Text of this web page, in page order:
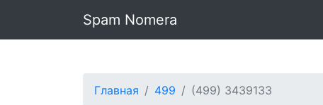
Spam Nomera
Главная 499 (499) 3439133